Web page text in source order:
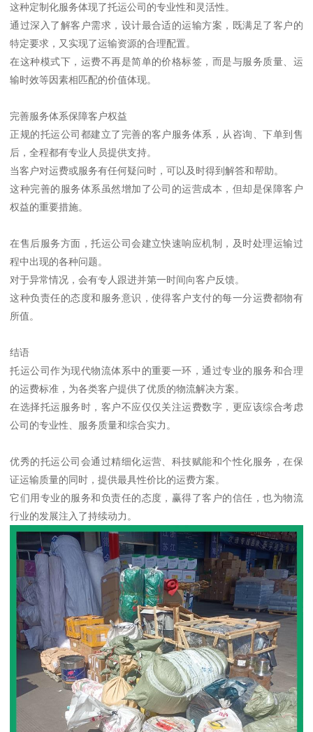
这种定制化服务体现了托运公司的专业性和灵活性。
通过深入了解客户需求，设计最合适的运输方案，既满足了客户的
特定要求，又实现了运输资源的合理配置。
在这种模式下，运费不再是简单的价格标签，而是与服务质量、运
输时效等因素相匹配的价值体现。
完善服务体系保障客户权益
正规的托运公司都建立了完善的客户服务体系，从咨询、下单到售
后，全程都有专业人员提供支持。
当客户对运费或服务有任何疑问时，可以及时得到解答和帮助。
这种完善的服务体系虽然增加了公司的运营成本，但却是保障客户
权益的重要措施。
在售后服务方面，托运公司会建立快速响应机制，及时处理运输过
程中出现的各种问题。
对于异常情况，会有专人跟进并第一时间向客户反馈。
这种负责任的态度和服务意识，使得客户支付的每一分运费都物有
所值。
结语
托运公司作为现代物流体系中的重要一环，通过专业的服务和合理
的运费标准，为各类客户提供了优质的物流解决方案。
在选择托运服务时，客户不应仅仅关注运费数字，更应该综合考虑
公司的专业性、服务质量和综合实力。
优秀的托运公司会通过精细化运营、科技赋能和个性化服务，在保
证运输质量的同时，提供最具性价比的运费方案。
它们用专业的服务和负责任的态度，赢得了客户的信任，也为物流
行业的发展注入了持续动力。